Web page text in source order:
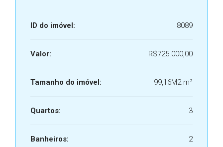
ID do imóvel: 8089
Valor: R$725.000,00
Tamanho do imóvel: 99,16M2 m²
Quartos: 3
Banheiros: 2